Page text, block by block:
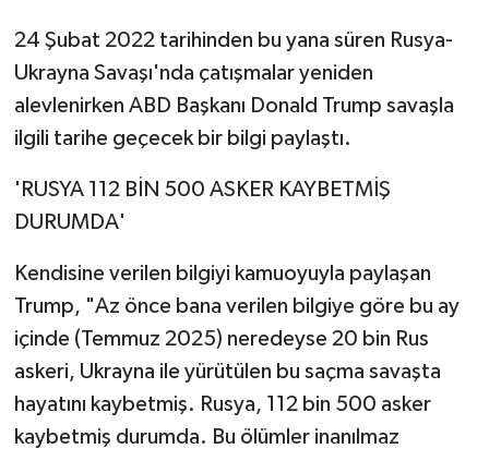
24 Şubat 2022 tarihinden bu yana süren Rusya-
Ukrayna Savaşı'nda çatışmalar yeniden
alevlenirken ABD Başkanı Donald Trump savaşla
ilgili tarihe geçecek bir bilgi paylaştı.
'RUSYA 112 BİN 500 ASKER KAYBETMİŞ
DURUMDA'
Kendisine verilen bilgiyi kamuoyuyla paylaşan
Trump, "Az önce bana verilen bilgiye göre bu ay
içinde (Temmuz 2025) neredeyse 20 bin Rus
askeri, Ukrayna ile yürütülen bu saçma savaşta
hayatını kaybetmiş. Rusya, 112 bin 500 asker
kaybetmiş durumda. Bu ölümler inanılmaz